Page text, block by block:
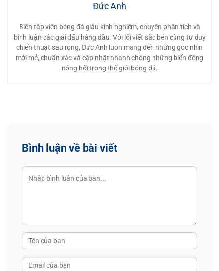
Đức Anh
Biên tập viên bóng đá giàu kinh nghiệm, chuyên phân tích và
bình luận các giải đấu hàng đầu. Với lối viết sắc bén cùng tư duy
chiến thuật sâu rộng, Đức Anh luôn mang đến những góc nhìn
mới mẻ, chuẩn xác và cập nhật nhanh chóng những biến động
nóng hổi trong thế giới bóng đá.
Bình luận về bài viết